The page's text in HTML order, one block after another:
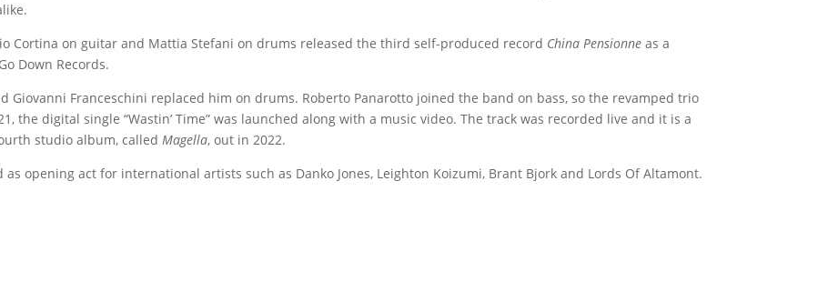
Cortina on guitar and Mattia Stefani on drums released the third self-produced record China Pensionne as a
Down Records.
Giovanni Franceschini replaced him on drums. Roberto Panarotto joined the band on bass, so the revamped trio
the digital single “Wastin’ Time” was launched along with a music video. The track was recorded live and it is a
studio album, calledMagella, out in 2022.
opening act for international artists such as Danko Jones, Leighton Koizumi, Brant Bjork and Lords Of Altamont.